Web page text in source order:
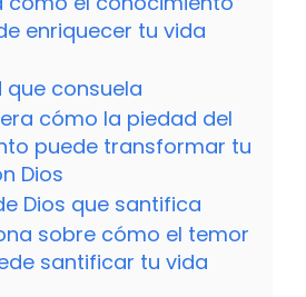
enriquecer tu vida
que consuela
cómo la piedad del
puede transformar tu
Dios
Dios que santifica
sobre cómo el temor
santificar tu vida